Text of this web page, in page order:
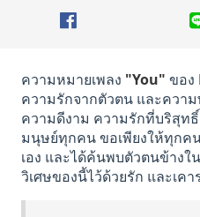
ความหมายเพลง "You" ของ
ความรักจากตัวตน และความ
ความดีงาม ความรักที่บริสุท
มนุษย์ทุกคน ขอเพียงให้ทุกค
เอง และได้ค้นพบตัวตนข้าง
วิเศษของนี้ไว้ด้วยรัก และเคา